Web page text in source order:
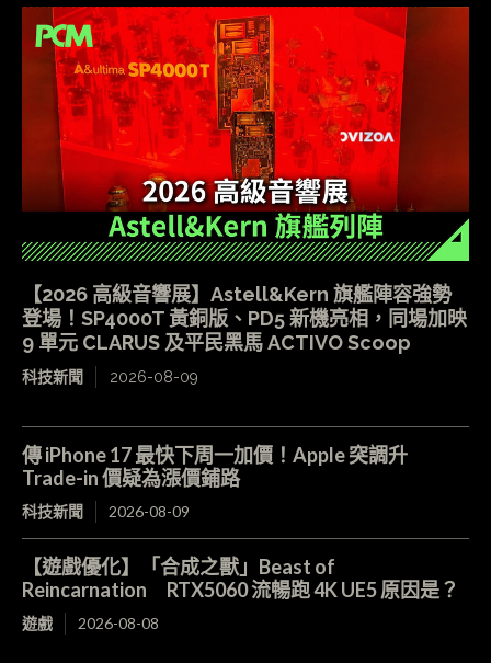
【2026 高級音響展】Astell&Kern 旗艦陣容強勢
登場！SP4000T 黃銅版、PD5 新機亮相，同場加映
9 單元 CLARUS 及平民黑馬 ACTIVO Scoop
科技新聞 2026-08-09
傳 iPhone 17 最快下周一加價！Apple 突調升
Trade-in 價疑為漲價鋪路
科技新聞 2026-08-09
【遊戲優化】「合成之獸」Beast of
Reincarnation RTX5060 流暢跑 4K UE5 原因是？
遊戲 2026-08-08